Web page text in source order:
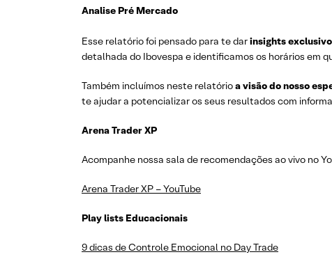
Analise Pré Mercado
Esse relatório foi pensado para te darinsights
detalhada do Ibovespa e identificamos os horários em
Também incluímos neste relatórioa visão do nosso
te ajudar a potencializar os seus resultados com
Arena Trader XP
Acompanhe nossa sala de recomendações ao vivo no
Arena Trader XP – YouTube
Play lists Educacionais
9 dicas de Controle Emocional no Day Trade